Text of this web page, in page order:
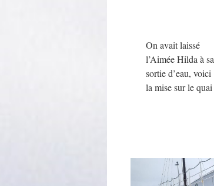
On avait laissé
l’Aimée Hilda à sa
sortie d’eau, voici
la mise sur le quai